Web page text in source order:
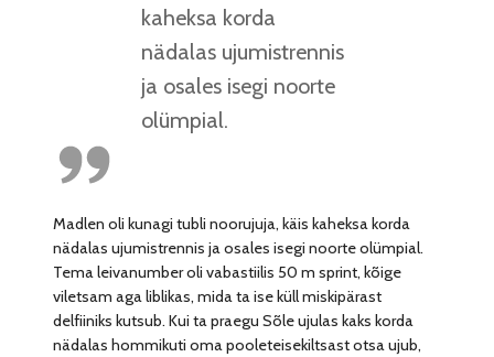
kaheksa korda
nädalas ujumistrennis
ja osales isegi noorte
olümpial.
Madlen oli kunagi tubli noorujuja, käis kaheksa korda
nädalas ujumistrennis ja osales isegi noorte olümpial.
Tema leivanumber oli vabastiilis 50 m sprint, kõige
viletsam aga liblikas, mida ta ise küll miskipärast
delfiiniks kutsub. Kui ta praegu Sõle ujulas kaks korda
nädalas hommikuti oma pooleteisekiltsast otsa ujub,